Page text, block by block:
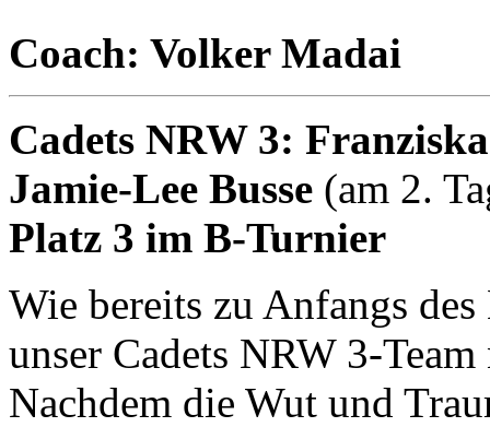
Coach: Volker Madai
Cadets NRW 3:
Jamie-Lee Busse (am 2.
Platz 3 im B-Turnier
Wie bereits zu Anfangs
unser Cadets NRW 3-
Nachdem die Wut und